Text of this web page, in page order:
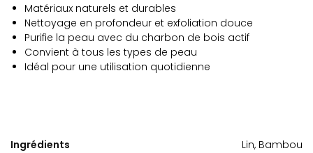
Matériaux naturels et durables
Nettoyage en profondeur et exfoliation douce
Purifie la peau avec du charbon de bois actif
Convient à tous les types de peau
Idéal pour une utilisation quotidienne
Ingrédients Lin, Bambou